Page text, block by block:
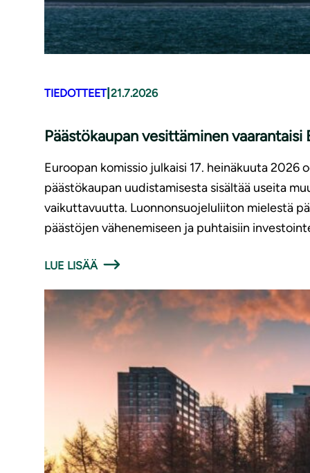
TIEDOTTEET| 21.7.2026
Päästökaupan vesittäminen
Euroopan komissio julkaisi 17. heinäkuuta
päästökaupan uudistamisesta sisältää useita
vaikuttavuutta. Luonnonsuojeluliiton mielestä
päästöjen vähenemiseen ja puhtaisiin
LUE LISÄÄ